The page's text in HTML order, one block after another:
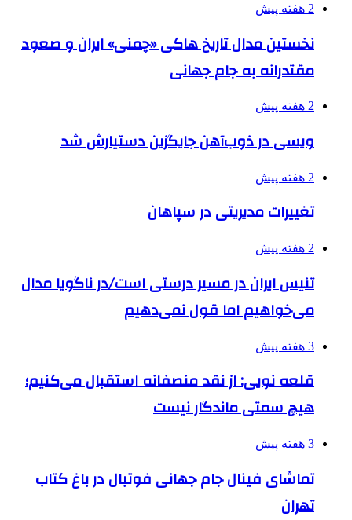
2 هفته پیش
نخستین مدال تاریخ هاکی «چمنی» ایران و صعود
مقتدرانه به جام جهانی
2 هفته پیش
ویسی در ذوب‌آهن جایگزین دستیارش شد
2 هفته پیش
تغییرات مدیریتی در سپاهان
2 هفته پیش
تنیس ایران در مسیر درستی است/در ناگویا مدال
می‌خواهیم اما قول نمی‌دهیم
3 هفته پیش
قلعه نویی: از نقد منصفانه استقبال می‌کنیم؛
هیچ سمتی ماندگار نیست
3 هفته پیش
تماشای فینال جام جهانی فوتبال در باغ کتاب
تهران